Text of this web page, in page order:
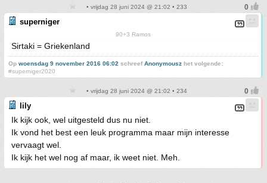
• vrijdag 28 juni 2024 @ 21:02 • 233
superniger
90+3 Ramos
Sirtaki = Griekenland
Op woensdag 9 november 2016 06:02 schreefAnonymousz het volgende:
#superniger2020
• vrijdag 28 juni 2024 @ 21:02 • 234
lily
Ik kijk ook, wel uitgesteld dus nu niet.
Ik vond het best een leuk programma maar mijn interesse
vervaagt wel.
Ik kijk het wel nog af maar, ik weet niet. Meh.